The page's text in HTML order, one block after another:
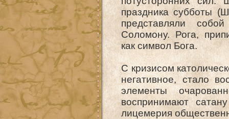
праздника субботы
представляли
Соломону. Рога,
как символ Бога.
С кризисом
негативное, стало
элементы
воспринимают
лицемерия